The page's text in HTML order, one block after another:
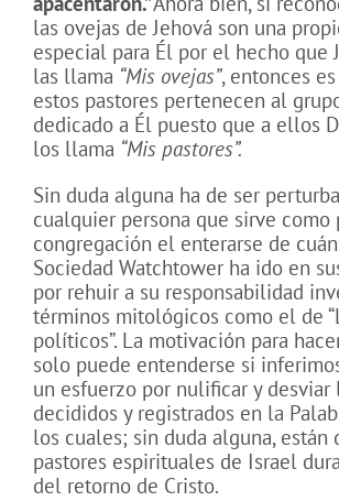
las ovejas de Jehová son una
especial para Él por el hecho que
las llama “Mis ovejas”, entonces
estos pastores pertenecen al
dedicado a Él puesto que a ellos
los llama “Mis pastores”.
Sin duda alguna ha de ser
cualquier persona que sirve como
congregación el enterarse de
Sociedad Watchtower ha ido en
por rehuir a su responsabilidad
términos mitológicos como el de
políticos”. La motivación para
solo puede entenderse si
un esfuerzo por nulificar y desviar
decididos y registrados en la
los cuales; sin duda alguna, están
pastores espirituales de Israel
del retorno de Cristo.